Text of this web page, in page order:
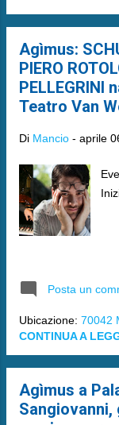
Agìmus:
PIERO
PELLEGRINI
Teatro Van
Di Mancio - aprile
Posta un
Ubicazione: 70042
CONTINUA A
Agìmus a